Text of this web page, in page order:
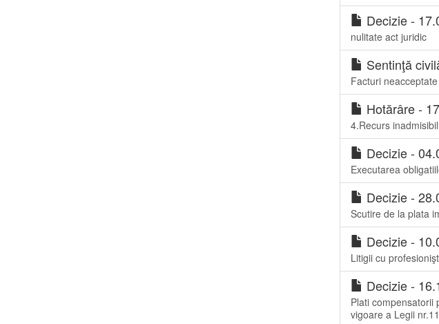
Decizie -
nulitate act juridic
Sentinţă
Facturi
Hotărâre -
4.Recurs inadmisibil
Decizie -
Executarea
Decizie -
Scutire de la plata
Decizie -
Litigii cu
Decizie -
Plati compensatorii
vigoare a Legii